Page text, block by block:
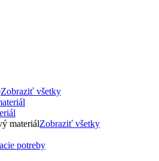
Zobraziť všetky
materiálZobraziť všetky
potreby